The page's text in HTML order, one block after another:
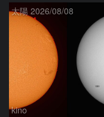
太陽 2026/08/08
kino